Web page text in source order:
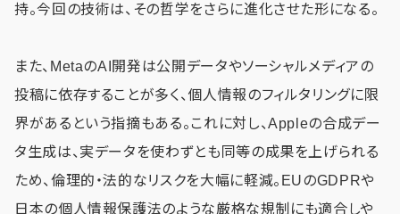
持。今回の技術は、その哲学をさらに進化させた形になる。
また、MetaのAI開発は公開データやソーシャルメディアの
投稿に依存することが多く、個人情報のフィルタリングに限
界があるという指摘もある。これに対し、Appleの合成デー
タ生成は、実データを使わずとも同等の成果を上げられる
ため、倫理的・法的なリスクを大幅に軽減。EUのGDPRや
日本の個人情報保護法のような厳格な規制にも適合しや